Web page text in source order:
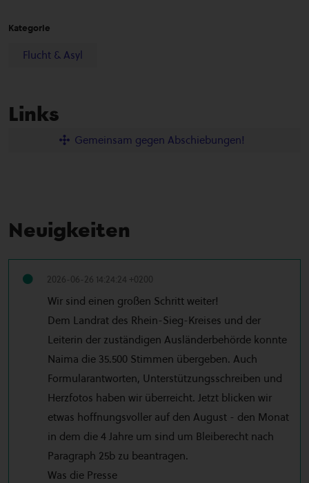
Kategorie
Flucht & Asyl
Links
Gemeinsam gegen Abschiebungen!
Neuigkeiten
2026-06-26 14:24:24 +0200
Wir sind einen großen Schritt weiter!
Dem Landrat des Rhein-Sieg-Kreises und der
Leiterin der zuständigen Ausländerbehörde konnte
Naima die 35.500 Stimmen übergeben. Auch
Formularantworten, Unterstützungsschreiben und
Herzfotos haben wir überreicht. Jetzt blicken wir
etwas hoffnungsvoller auf den August - den Monat
in dem die 4 Jahre um sind um Bleiberecht nach
Paragraph 25b zu beantragen.
Was die Presse